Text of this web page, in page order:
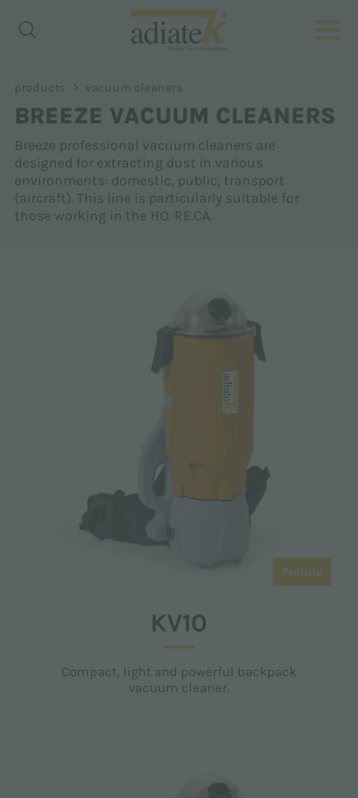
products > vacuum cleaners
BREEZE VACUUM CLEANERS
Breeze professional vacuum cleaners are
designed for extracting dust in various
environments: domestic, public, transport
(aircraft). This line is particularly suitable for
those working in the HO. RE.CA.
Proline
KV10
Compact, light and powerful backpack
vacuum cleaner.